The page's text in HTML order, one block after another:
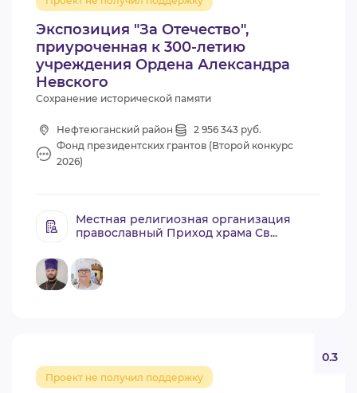
Экспозиция "За Отечество",
приуроченная к 300-летию
учреждения Ордена Александра
Невского
Сохранение исторической памяти
Нефтеюганский район
2 956 343 руб.
Фонд президентских грантов (Второй конкурс
2026)
Местная религиозная организация
православный Приход храма Св...
Проект не получил поддержку
0.3